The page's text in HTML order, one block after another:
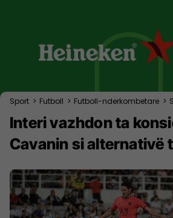
Sport > Futboll > Futboll-nderkombetare >
Interi vazhdon ta
Cavanin si alternativë